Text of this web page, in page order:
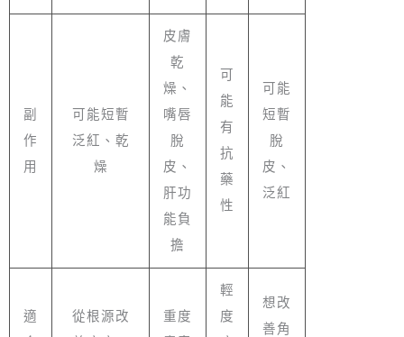
副
作
用
可能短暫
泛紅、乾
燥
皮膚
乾
燥、
嘴唇
脫
皮、
肝功
能負
擔
可
能
有
抗
藥
性
可能
短暫
脫
皮、
泛紅
適
從根源改
重度
輕
度
想改
善角